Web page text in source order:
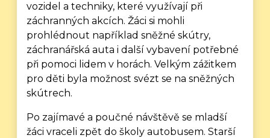
vozidel a techniky, které využívají při
záchranných akcích. Žáci si mohli
prohlédnout například sněžné skútry,
záchranářská auta i další vybavení potřebné
při pomoci lidem v horách. Velkým zážitkem
pro děti byla možnost svézt se na sněžných
skútrech.
Po zajímavé a poučné návštěvě se mladší
žáci vraceli zpět do školy autobusem. Starší